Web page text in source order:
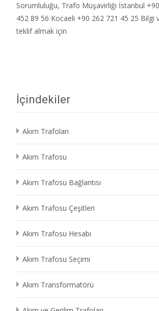
Sorumluluğu, Trafo Müşavirliği İstanbul
452 89 56 Kocaeli +90 262 721 45 25 Bilgi
teklif almak için
İçindekiler
Akım Trafoları
Akım Trafosu
Akım Trafosu Bağlantısı
Akım Trafosu Çeşitleri
Akım Trafosu Hesabı
Akım Trafosu Seçimi
Akım Transformatörü